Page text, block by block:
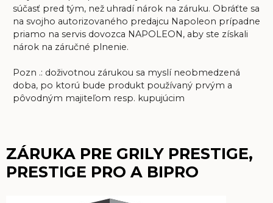
súčasť pred tým, než uhradí nárok na záruku. Obráťte sa
na svojho autorizovaného predajcu Napoleon prípadne
priamo na servis dovozca NAPOLEON, aby ste získali
nárok na záručné plnenie.
Pozn .: doživotnou zárukou sa myslí neobmedzená
doba, po ktorú bude produkt používaný prvým a
pôvodným majiteľom resp. kupujúcim
ZÁRUKA PRE GRILY PRESTIGE,
PRESTIGE PRO A BIPRO